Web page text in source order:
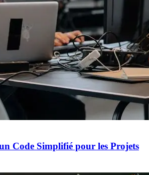
Code Simplifié pour les Projets